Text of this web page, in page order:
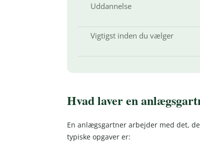
Uddannelse
Vigtigst inden du vælger
Hvad laver en
En anlægsgartner arbejder med det,
typiske opgaver er: